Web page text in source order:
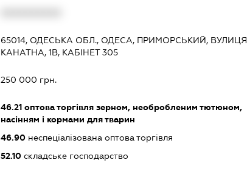
65014, ОДЕСЬКА ОБЛ., ОДЕСА, ПРИМОРСЬКИЙ, ВУЛИЦЯ
КАНАТНА, 1В, КАБІНЕТ 305
250 000 грн.
46.21 оптова торгівля зерном, необробленим тютюном,
насінням і кормами для тварин
46.90 неспеціалізована оптова торгівля
52.10 складське господарство